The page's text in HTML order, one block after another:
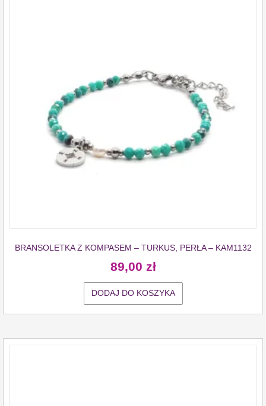
BRANSOLETKA Z KOMPASEM – TURKUS, PERŁA – KAM1132
89,00 zł
DODAJ DO KOSZYKA